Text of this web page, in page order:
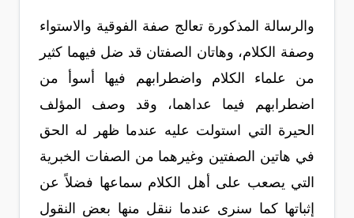
والرسالة المذكورة تعالج صفة الفوقية والاستواء
وصفة الكلام، وهاتان الصفتان قد ضل فيهما كثير
من علماء الكلام واضطرابهم فيها أسوأ من
اضطرابهم فيما عداهما، وقد وصف المؤلف
الحيرة التي استولت عليه عندما ظهر له الحق
في هاتين الصفتين وغيرهما من الصفات الخبرية
التي يصعب على أهل الكلام سماعها فضلاً عن
إثباتها كما سنرى عندما ننقل منها بعض النقول